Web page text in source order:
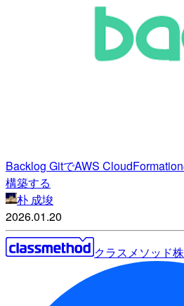
Backlog GitでAWS
構築する
朴 成埈
2026.01.20
クラスメソッド